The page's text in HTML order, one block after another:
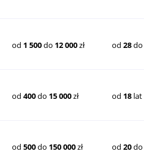
od 1 500do 12 000zł od 28do
od400do 15 000zł od 18lat
od500do 150 000zł od 20do